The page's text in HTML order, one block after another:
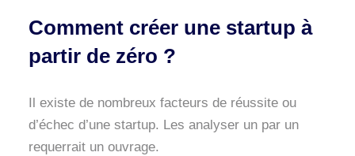
Comment créer une startup à
partir de zéro ?
Il existe de nombreux facteurs de réussite ou
d’échec d’une startup. Les analyser un par un
requerrait un ouvrage.